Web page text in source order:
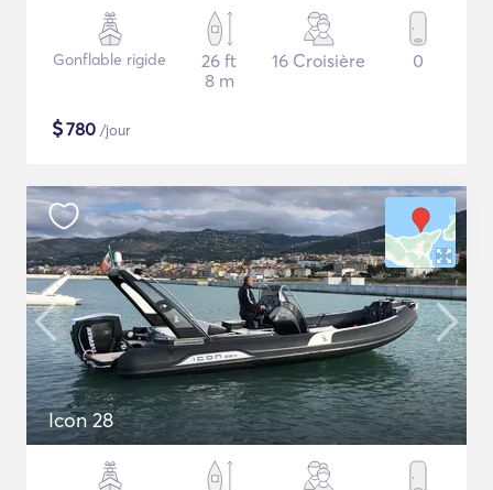
Gonflable rigide
26 ft
8 m
16 Croisière 0
$780 /jour
Icon 28